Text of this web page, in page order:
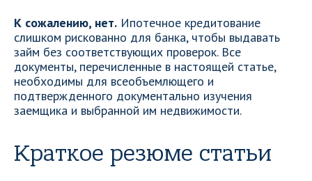
К сожалению, нет. Ипотечное кредитование
слишком рискованно для банка, чтобы выдавать
займ без соответствующих проверок. Все
документы, перечисленные в настоящей статье,
необходимы для всеобъемлющего и
подтвержденного документально изучения
заемщика и выбранной им недвижимости.
Краткое резюме статьи